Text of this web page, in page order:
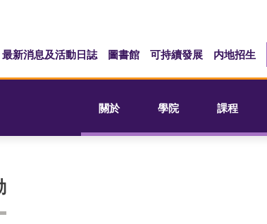
最新消息及活動日誌 圖書館 可持續發展 内地招生
關於 學院 課程